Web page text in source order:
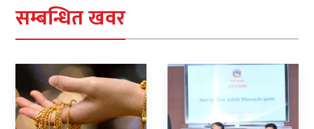
सम्बन्धित खवर